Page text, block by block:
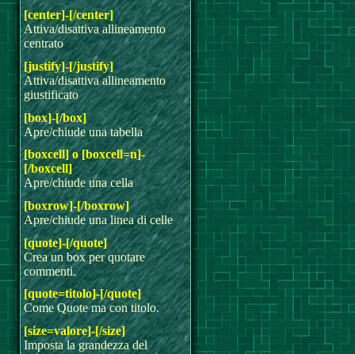
[center]-[/center]
Attiva/disattiva allineamento
centrato
[justify]-[/justify]
Attiva/disattiva allineamento
giustificato
[box]-[/box]
Apre/chiude una tabella
[boxcell] o [boxcell=n]-
[/boxcell]
Apre/chiude una cella
[boxrow]-[/boxrow]
Apre/chiude una linea di celle
[quote]-[/quote]
Crea un box per quotare
commenti.
[quote=titolo]-[/quote]
Come Quote ma con titolo.
[size=valore]-[/size]
Imposta la grandezza del